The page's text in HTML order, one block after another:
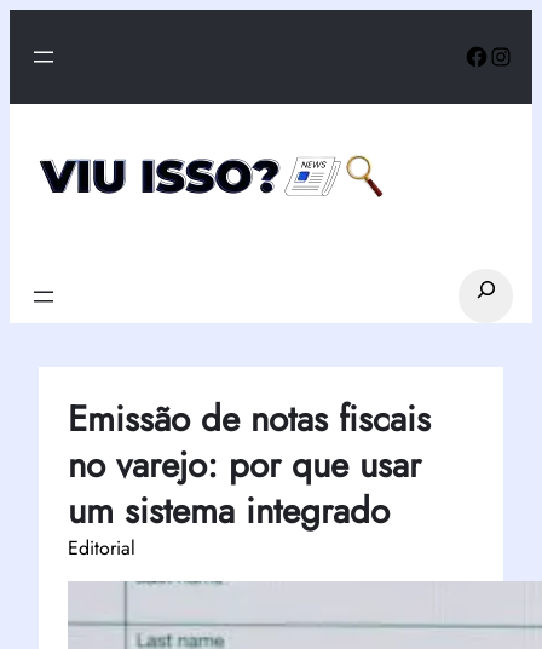
para
conteúdo
Search
Emissão de notas fiscais
no varejo: por que usar
um sistema integrado
Editorial